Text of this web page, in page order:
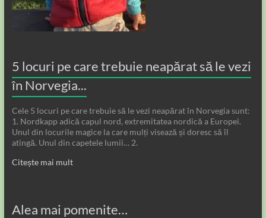
5 locuri pe care trebuie neapărat să le vezi
în Norvegia...
Cele 5 locuri pe care trebuie să le vezi neapărat în Norvegia sunt:
1. Nordkapp adică capul nord, extremitatea nordică a Europei.
Unul din locurile magice la care mulți visează și doresc să îl
atingă. Unul din capetele lumii… 2.
Citește mai mult
Alea mai pomenite…